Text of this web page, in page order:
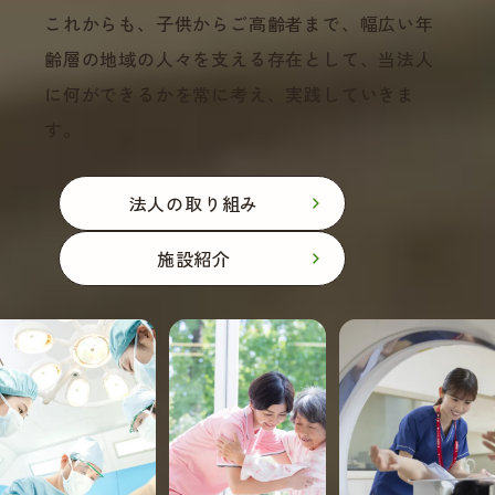
これからも、子供からご高齢者まで、幅広い年
齢層の地域の人々を支え る存在として、当法人
に何ができるかを常に考え、実践していきま
法人の取り組み
施設紹介